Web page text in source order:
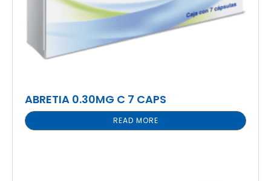
ABRETIA 0.30MG C 7 CAPS
READ MORE